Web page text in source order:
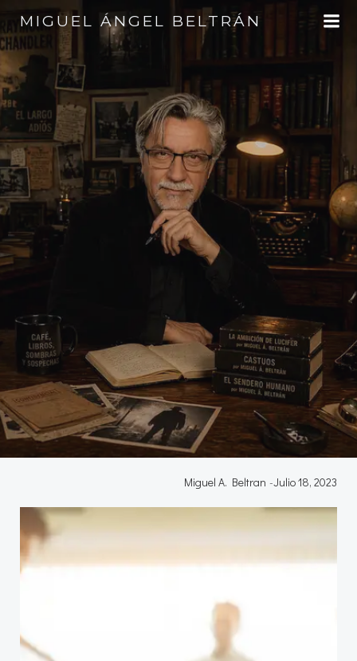
Saltar
al
contenido
MIGUEL ÁNGEL BELTRÁN
Miguel A. Beltran -Julio 18, 2023